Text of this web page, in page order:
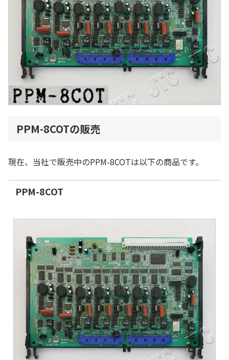
PPM-8COTの販売
現在、当社で販売中のPPM-8COTは以下の商品です。
PPM-8COT